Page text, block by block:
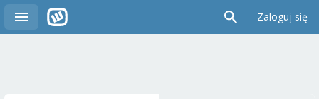
Zaloguj się